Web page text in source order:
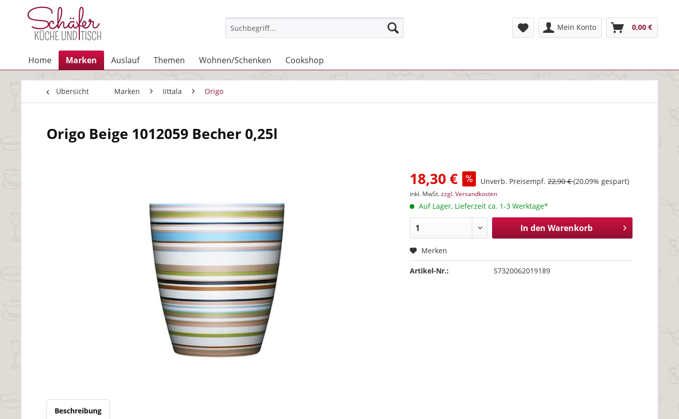
Mein Konto 0,00 €
Home Marken Auslauf Themen Wohnen/Schenken Cookshop
Übersicht Marken Iittala Origo
Origo Beige 1012059 Becher 0,25l
18,30 € Unverb. Preisempf.22,90 €(20,09% gespart)
inkl. MwSt.zzgl. Versandkosten
Auf Lager, Lieferzeit ca. 1-3 Werktage*
In den Warenkorb
Merken
Artikel-Nr.: S7320062019189
Beschreibung